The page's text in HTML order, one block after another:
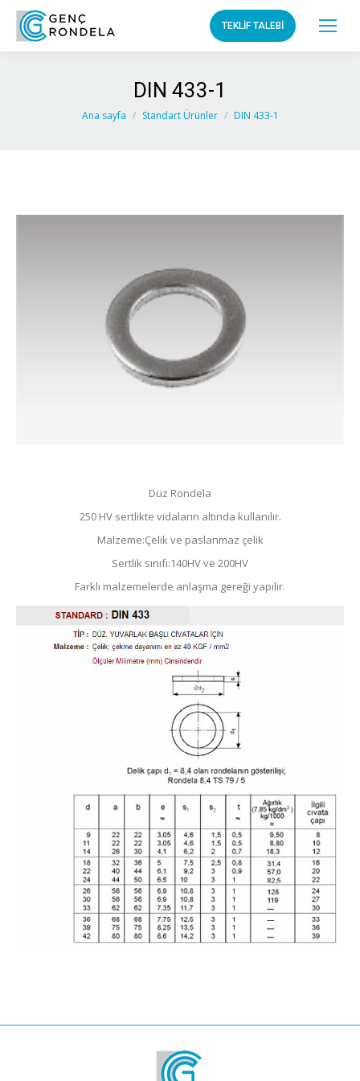
TEKLİF TALEBİ
DIN 433-1
You are here:
Ana sayfa Standart Ürünler DIN 433-1
Düz Rondela
250 HV sertlikte vidaların altında kullanılır.
Malzeme:Çelik ve paslanmaz çelik
Sertlik sınıfı:140HV ve 200HV
Farklı malzemelerde anlaşma gereği yapılır.